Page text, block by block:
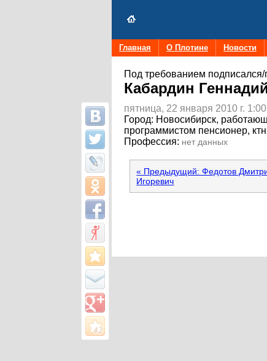
Главная О Плотине Новости
Под требованием подписался/
Кабардин
пятница, 22 января 2010 г. 1:00
Город: Новосибирск,
программистом пенсионер, ктн
Профессия: нет данных
« Предыдущий: Федотов
Игоревич